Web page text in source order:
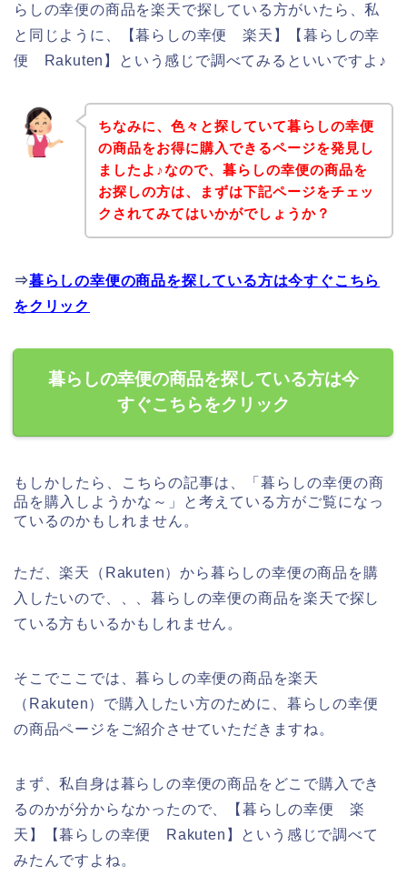
らしの幸便の商品を楽天で探している方がいたら、私
と同じように、【暮らしの幸便 楽天】【暮らしの幸
便 Rakuten】という感じで調べてみるといいですよ♪
ちなみに、色々と探していて暮らしの幸便
の商品をお得に購入できるページを発見し
ましたよ♪なので、暮らしの幸便の商品を
お探しの方は、まずは下記ページをチェッ
クされてみてはいかがでしょうか？
⇒暮らしの幸便の商品を探している方は今すぐこちら
をクリック
暮らしの幸便の商品を探している方は今
すぐこちらをクリック
もしかしたら、こちらの記事は、「暮らしの幸便の商
品を購入しようかな～」と考えている方がご覧になっ
ているのかもしれません。
ただ、楽天（Rakuten）から暮らしの幸便の商品を購
入したいので、、、暮らしの幸便の商品を楽天で探し
ている方もいるかもしれません。
そこでここでは、暮らしの幸便の商品を楽天
（Rakuten）で購入したい方のために、暮らしの幸便
の商品ページをご紹介させていただきますね。
まず、私自身は暮らしの幸便の商品をどこで購入でき
るのかが分からなかったので、【暮らしの幸便 楽
天】【暮らしの幸便 Rakuten】という感じで調べて
みたんですよね。